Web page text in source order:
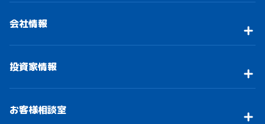
会社情報
投資家情報
お客様相談室